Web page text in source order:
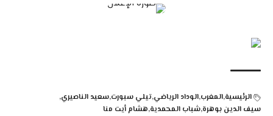
الرئيسيةالمغربالوداد الرياضيتيلي سبورتسعيد الناصيري
سيف الدين بوهرةشباب المحمديةهشام أيت منا